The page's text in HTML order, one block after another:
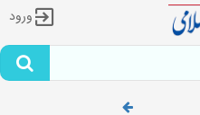
ورود